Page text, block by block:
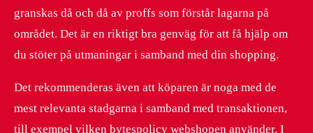
granskas då och då av proffs som förstår lagarna på
området. Det är en riktigt bra genväg för att få hjälp om
du stöter på utmaningar i samband med din shopping.
Det rekommenderas även att köparen är noga med de
mest relevanta stadgarna i samband med transaktionen,
till exempel vilken bytespolicy webshopen använder. I